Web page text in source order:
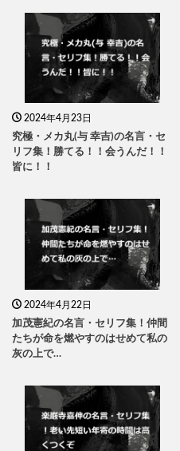
2024年4月23日
究極・メカ丸(与 幸吉)の名言・セ
リフ集！勝てる！！会うんだ！！
皆に！！
2024年4月22日
加茂憲紀の名言・セリフ集！仲間
たちが命を燃やすのはせめて私の
灰の上で…